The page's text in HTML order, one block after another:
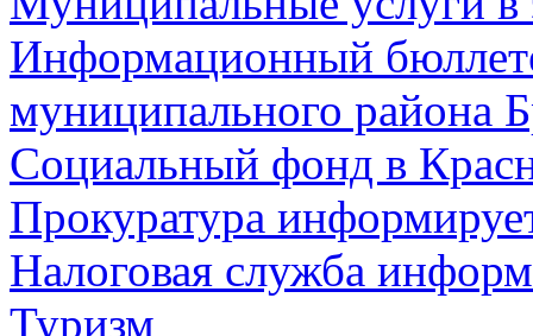
Информационный
муниципального района
Социальный фонд в
Прокуратура
Налоговая служба
Туризм